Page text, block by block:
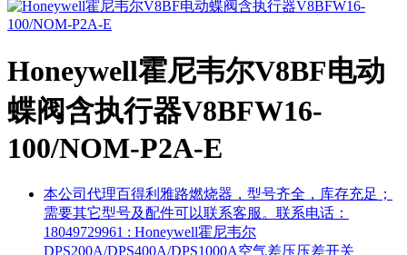
Honeywell霍尼韦尔V8BF电动
蝶阀含执行器V8BFW16-
100/NOM-P2A-E
本公司代理百得利雅路燃烧器，型号齐全，库存充足；
需要其它型号及配件可以联系客服。联系电话：
18049729961 : Honeywell霍尼韦尔
DPS200A/DPS400A/DPS1000A空气差压压差开关